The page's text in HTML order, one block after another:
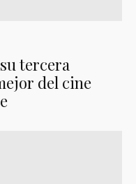
tercera
del cine